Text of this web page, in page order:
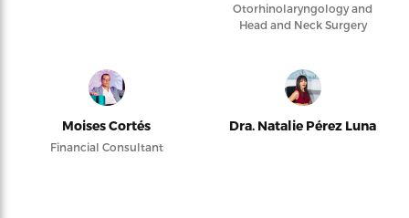
Otorhinolaryngology and
Head and Neck Surgery
Moises Cortés
Financial Consultant
Dra. Natalie Pérez Luna